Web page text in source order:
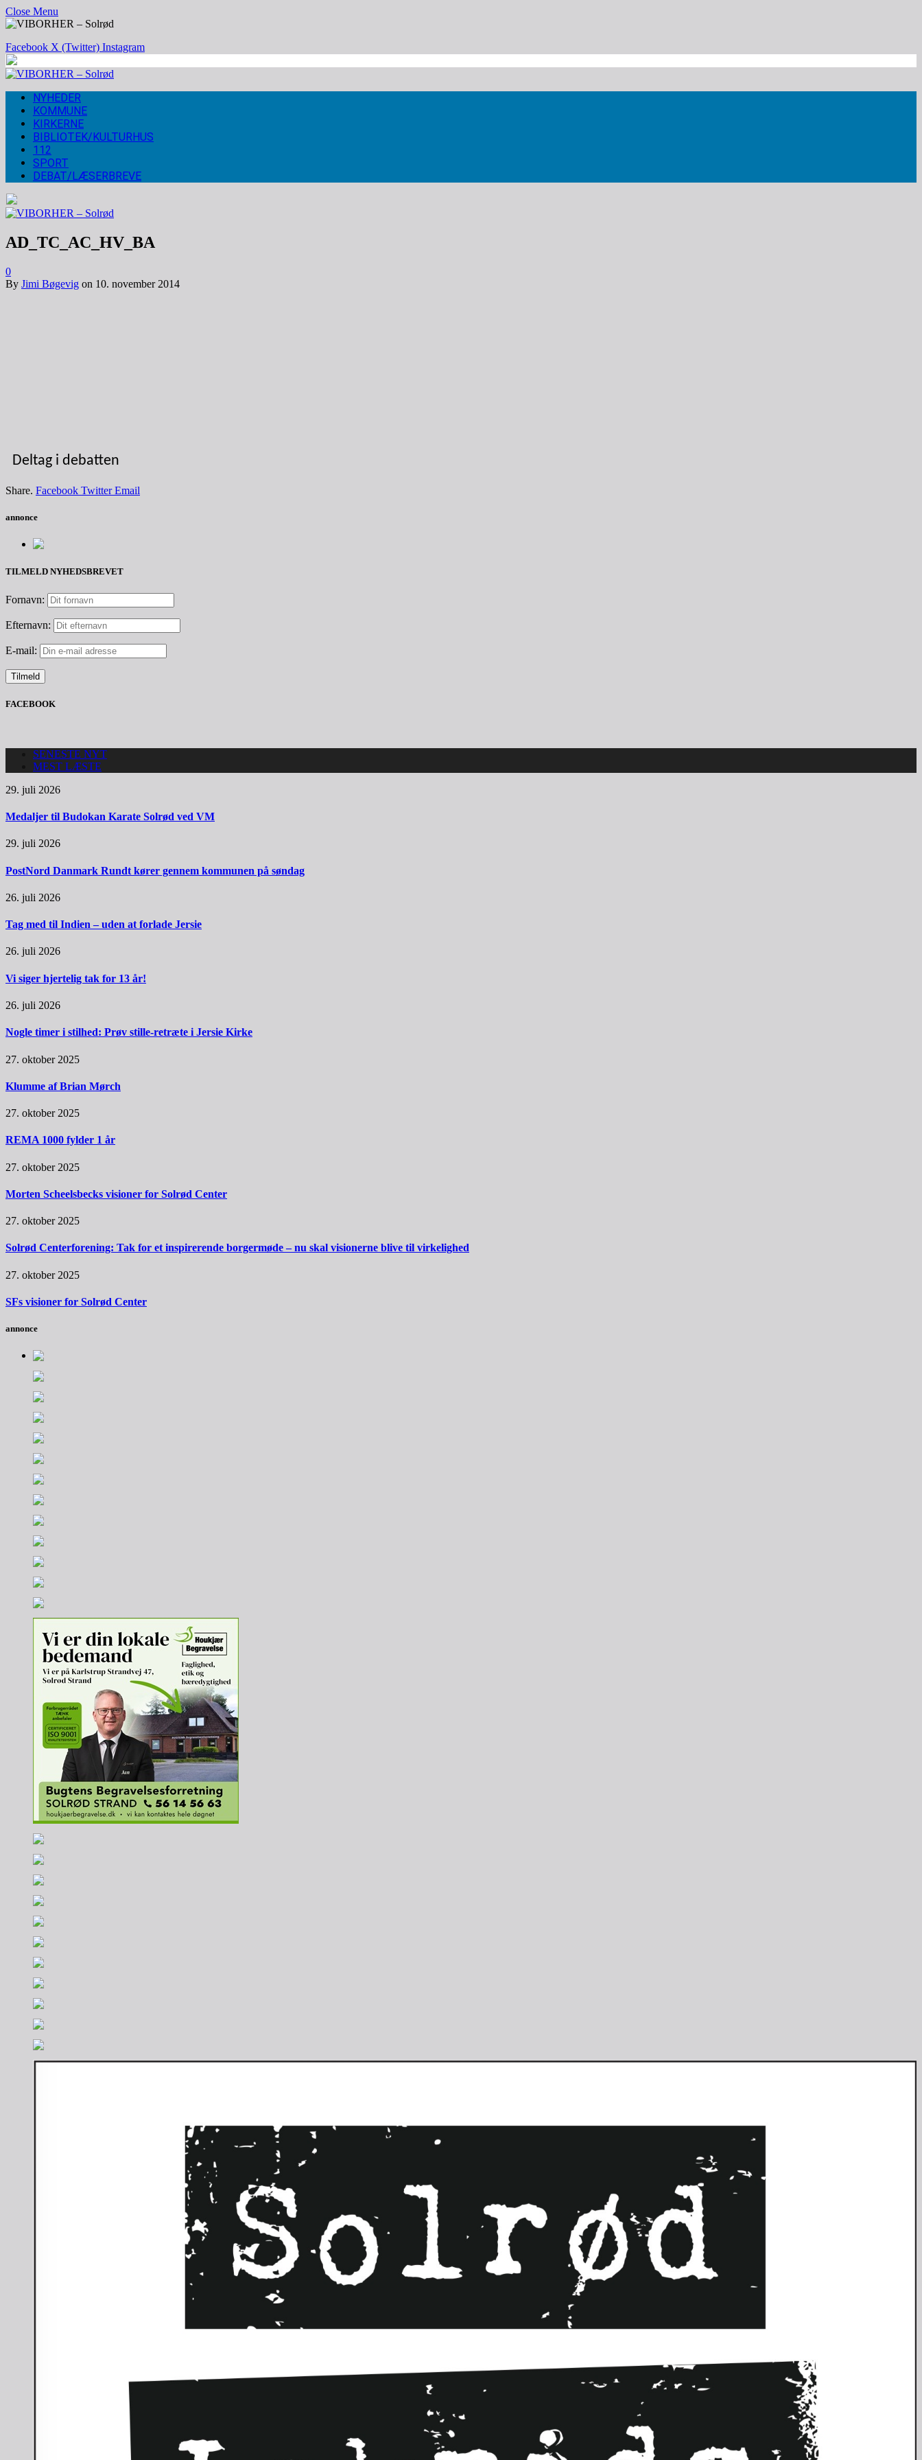
Close Menu
Facebook X (Twitter) Instagram
NYHEDER
KOMMUNE
KIRKERNE
BIBLIOTEK/KULTURHUS
112
SPORT
DEBAT/LÆSERBREVE
AD_TC_AC_HV_BA
0
By Jimi Bøgevig on 10. november 2014
Deltag i debatten
Share. Facebook Twitter Email
annonce
TILMELD NYHEDSBREVET
Fornavn:
Efternavn:
E-mail:
FACEBOOK
SENESTE NYT
MEST LÆSTE
29. juli 2026
Medaljer til Budokan Karate Solrød ved VM
29. juli 2026
PostNord Danmark Rundt kører gennem kommunen på søndag
26. juli 2026
Tag med til Indien – uden at forlade Jersie
26. juli 2026
Vi siger hjertelig tak for 13 år!
26. juli 2026
Nogle timer i stilhed: Prøv stille-retræte i Jersie Kirke
27. oktober 2025
Klumme af Brian Mørch
27. oktober 2025
REMA 1000 fylder 1 år
27. oktober 2025
Morten Scheelsbecks visioner for Solrød Center
27. oktober 2025
Solrød Centerforening: Tak for et inspirerende borgermøde – nu skal visionerne blive til virkelighed
27. oktober 2025
SFs visioner for Solrød Center
annonce